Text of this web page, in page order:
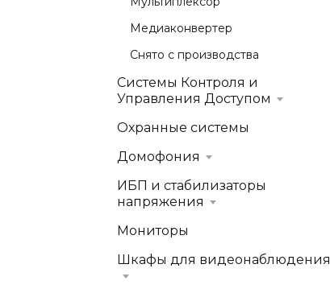
Медиаконвертер
Снято с производства
Системы Контроля и
Управления Доступом
Охранные системы
Домофония
ИБП и стабилизаторы
напряжения
Мониторы
Шкафы для видеонаблюдения